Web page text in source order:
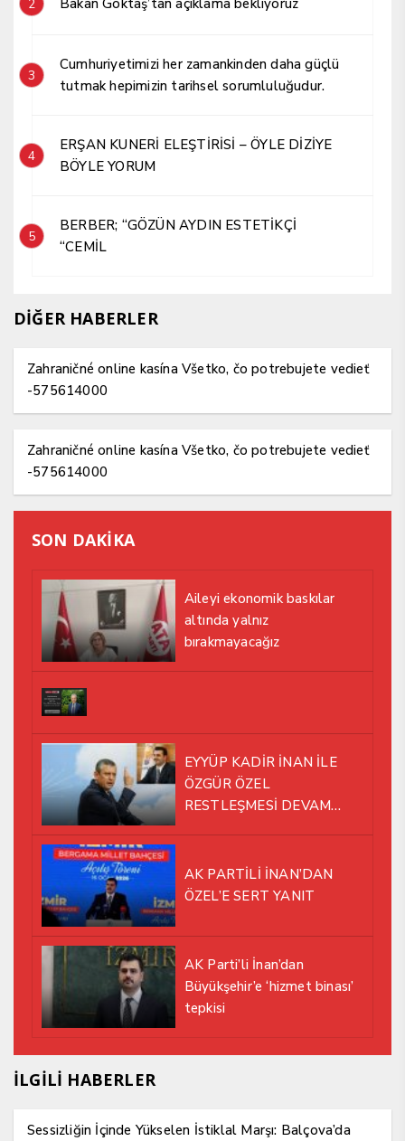
2
3
Cumhuriyetimizi her zamankinden daha güçlü
tutmak hepimizin tarihsel sorumluluğudur.
4
ERŞAN KUNERİ ELEŞTİRİSİ – ÖYLE DİZİYE
BÖYLE YORUM
5
BERBER; “GÖZÜN AYDIN ESTETİKÇİ
“CEMİL
DİĞER HABERLER
Zahraničné online kasína Všetko, čo potrebujete vedieť
-575614000
Zahraničné online kasína Všetko, čo potrebujete vedieť
-575614000
SON DAKİKA
Aileyi ekonomik baskılar
altında yalnız
bırakmayacağız
EYYÜP KADİR İNAN İLE
ÖZGÜR ÖZEL
RESTLEŞMESİ DEVAM
AK PARTİLİ İNAN’DAN
ÖZEL’E SERT YANIT
AK Parti’li İnan’dan
Büyükşehir’e ‘hizmet binası’
tepkisi
İLGİLİ HABERLER
Sessizliğin İçinde Yükselen İstiklal Marşı: Balçova’da